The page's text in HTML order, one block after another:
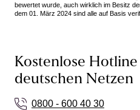
bewertet wurde, auch wirklich im Besitz
dem 01. März 2024 sind alle auf Basis
Kostenlose
deutschen Netzen
0800 - 600 40 30